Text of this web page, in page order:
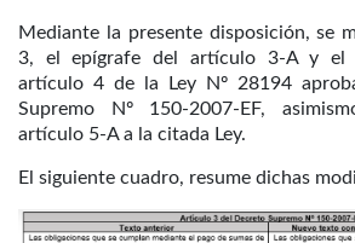
Mediante la presente disposición, se
3, el epígrafe del artículo 3-A y el
artículo 4 de la Ley Nº 28194
Supremo Nº 150-2007-EF,
artículo 5-A a la citada Ley.
El siguiente cuadro, resume dichas